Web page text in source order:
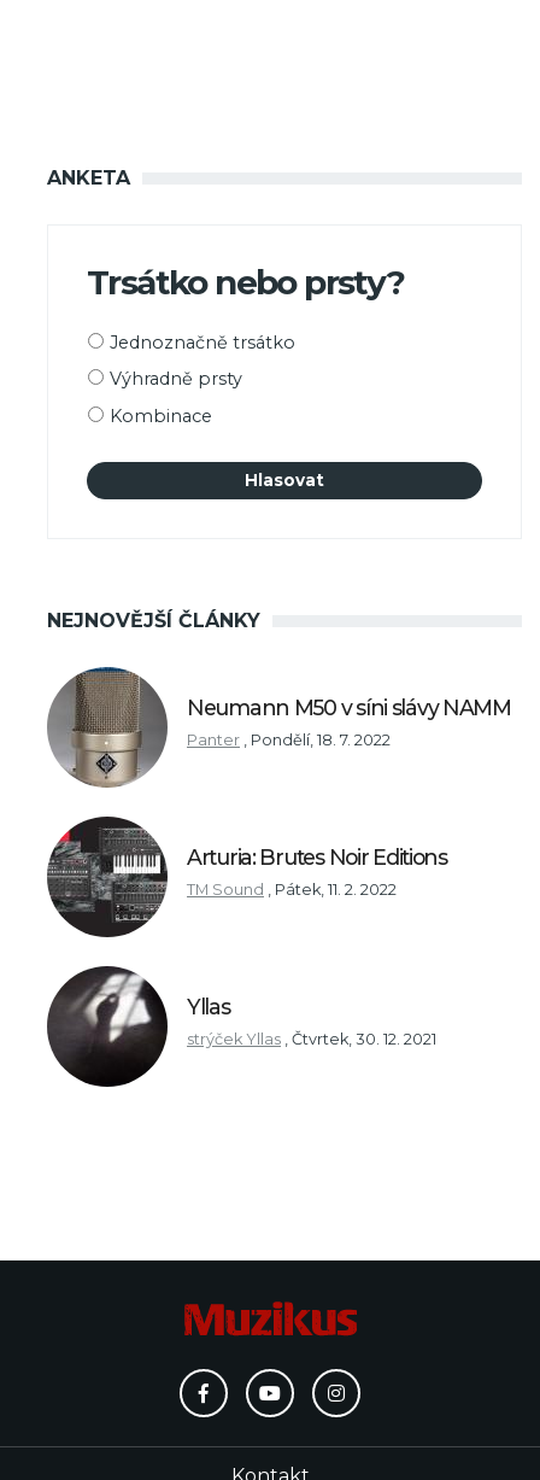
ANKETA
Trsátko nebo prsty?
Možnosti
Jednoznačně trsátko
Výhradně prsty
Kombinace
NEJNOVĚJŠÍ ČLÁNKY
Neumann M50 v síni slávy NAMM
Panter , Pondělí, 18. 7. 2022
Arturia: Brutes Noir Editions
TM Sound , Pátek, 11. 2. 2022
Yllas
strýček Yllas , Čtvrtek, 30. 12. 2021